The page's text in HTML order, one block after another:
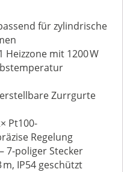
für zylindrische
Heizzone mit 1200 W
Zurrgurte
Pt100-
Regelung
– 7-poliger Stecker
m, IP54 geschützt